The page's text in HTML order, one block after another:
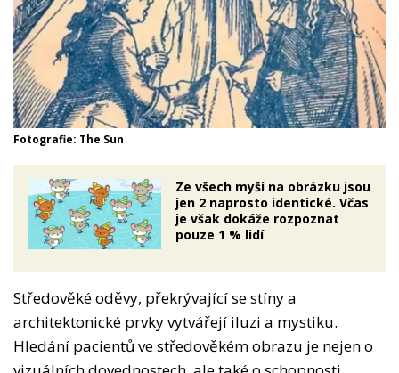
Fotografie: The Sun
Ze všech myší na obrázku jsou
jen 2 naprosto identické. Včas
je však dokáže rozpoznat
pouze 1 % lidí
Středověké oděvy, překrývající se stíny a
architektonické prvky vytvářejí iluzi a mystiku.
Hledání pacientů ve středověkém obrazu je nejen o